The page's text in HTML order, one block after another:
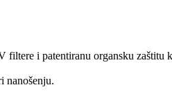
i patentiranu organsku zaštitu
nanošenju.